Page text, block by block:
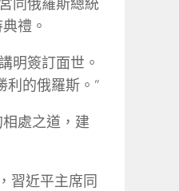
同俄羅斯總統
禮。
明簽訂面世。
利的俄羅斯。”
處之道，建
習近平主席同